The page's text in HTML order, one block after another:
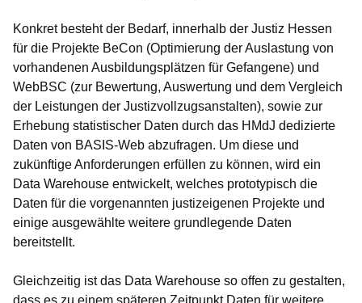
Konkret besteht der Bedarf, innerhalb der Justiz Hessen
für die Projekte BeCon (Optimierung der Auslastung von
vorhandenen Ausbildungsplätzen für Gefangene) und
WebBSC (zur Bewertung, Auswertung und dem Vergleich
der Leistungen der Justizvollzugsanstalten), sowie zur
Erhebung statistischer Daten durch das HMdJ dedizierte
Daten von BASIS-Web abzufragen. Um diese und
zukünftige Anforderungen erfüllen zu können, wird ein
Data Warehouse entwickelt, welches prototypisch die
Daten für die vorgenannten justizeigenen Projekte und
einige ausgewählte weitere grundlegende Daten
bereitstellt.
Gleichzeitig ist das Data Warehouse so offen zu gestalten,
dass es zu einem späteren Zeitpunkt Daten für weitere